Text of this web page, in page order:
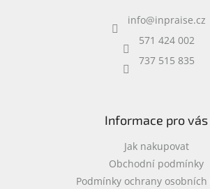
info@inpraise.cz
571 424 002
737 515 835
Informace pro vás
Jak nakupovat
Obchodní podmínky
Podmínky ochrany